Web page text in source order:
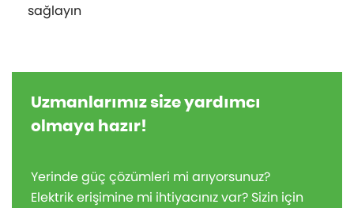
sağlayın
Uzmanlarımız size yardımcı
olmaya hazır!
Yerinde güç çözümleri mi arıyorsunuz?
Elektrik erişimine mi ihtiyacınız var? Sizin için